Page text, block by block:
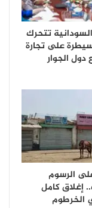
تتحرك
على تجارة
دول الجوار
الرسوم
إغلاق كامل